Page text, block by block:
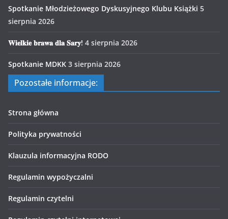
Spotkanie Młodzieżowego Dyskusyjnego Klubu Książki 5
sierpnia 2026
𝐖𝐢𝐞𝐥𝐤𝐢𝐞 𝐛𝐫𝐚𝐰𝐚 𝐝𝐥𝐚 𝐒𝐚𝐫𝐲! 4 sierpnia 2026
Spotkanie MDKK 3 sierpnia 2026
Pozostałe informacje:
Strona główna
Polityka prywatności
Klauzula informacyjna RODO
Regulamin wypożyczalni
Regulamin czytelni